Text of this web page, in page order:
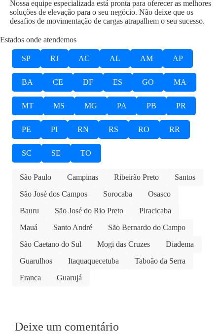
Nossa equipe especializada está pronta para oferecer as melhores
soluções de elevação para o seu negócio. Não deixe que os
desafios de movimentação de cargas atrapalhem o seu sucesso.
Estados onde atendemos
SP RJ AC AL AM AP
BA CE DF ES GO MA
MT MS MG PA PB PR
PE PI RN RS RO RR
SC SE TO
São Paulo Campinas Ribeirão Preto
Santos
São José dos Campos
Sorocaba
Osasco
Bauru
São José do Rio Preto
Piracicaba
Mauá
Santo André
São Bernardo do Campo
São Caetano do Sul
Mogi das Cruzes
Diadema
Guarulhos
Itaquaquecetuba
Taboão da Serra
Franca
Guarujá
Deixe um comentário